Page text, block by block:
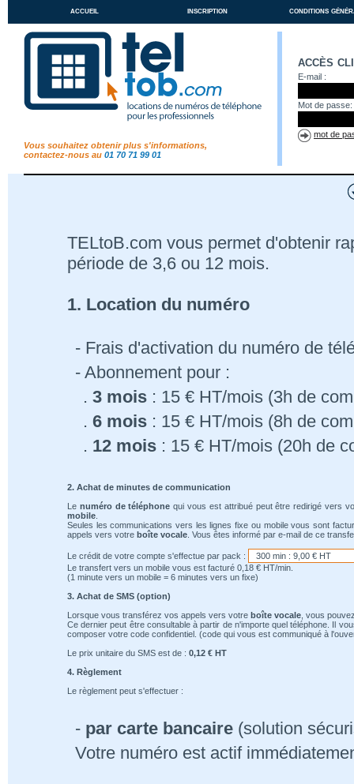
accueil inscription conditions
Vous souhaitez obtenir plus s'informations,
contactez-nous au 01 70 71 99 01
accès
E-mail :
Mot de passe:
mot de
TELtoB.com vous permet d'obtenir
période de 3,6 ou 12 mois.
1. Location du numéro
- Frais d'activation du numéro de
- Abonnement pour :
. 3 mois : 15 € HT/mois (3h de
. 6 mois : 15 € HT/mois (8h de
. 12 mois : 15 € HT/mois (20h de
2. Achat de minutes de communication
Le numéro de téléphone qui vous est attribué peut être redirigé vers
mobile
Seules les communications vers les lignes fixe ou mobile vous sont
appels vers votre boîte vocale . Vous êtes informé par e-mail de ce
Le crédit de votre compte s'effectue par pack :
Le transfert vers un mobile vous est facturé 0,18 € HT/min.
(1 minute vers un mobile = 6 minutes vers un fixe)
3. Achat de SMS (option)
Lorsque vous transférez vos appels vers votre boîte vocale , vous
Ce dernier peut être consultable à partir de n'importe quel téléphone. Il
composer votre code confidentiel. (code qui vous est communiqué à
Le prix unitaire du SMS est de : 0,12 € HT
4. Règlement
Le règlement peut s'effectuer :
- par carte bancaire (solution
Votre numéro est actif